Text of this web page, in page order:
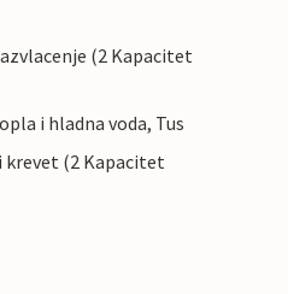
(2 Kapacitet
i hladna voda, Tus
krevet (2 Kapacitet